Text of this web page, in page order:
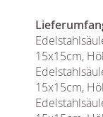
15x15cm,
15x15cm,